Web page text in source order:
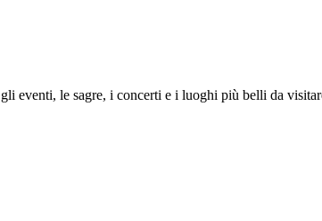
eventi, le sagre, i concerti e i luoghi più belli da